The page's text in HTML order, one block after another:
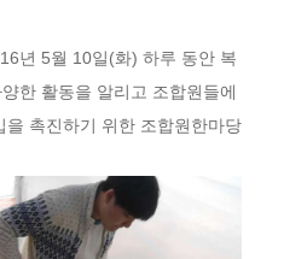
년 5월 10일(화) 하루 동안 복
한 활동을 알리고 조합원들에
촉진하기 위한 조합원한마당